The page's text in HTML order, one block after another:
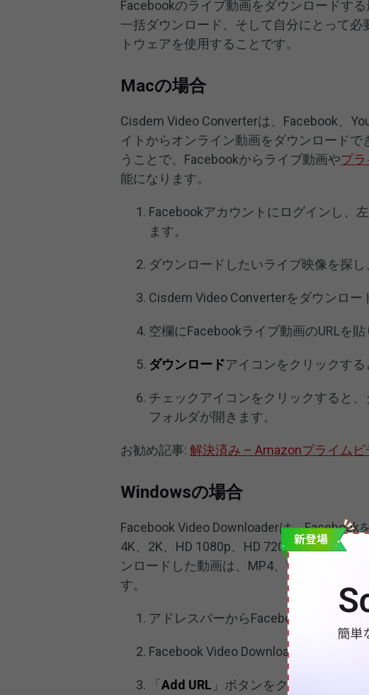
Facebookのライブ動画をダウンロードす
一括ダウンロード、そして自分にとって
トウェアを使用することです。
Macの場合
Cisdem Video Converterは、Facebook、
イトからオンライン動画をダウンロード
うことで、Facebookからライブ動画やプ
能になります。
Facebookアカウントにログインし、
ます。
ダウンロードしたいライブ映像を探し
Cisdem Video Converterをダウンロー
空欄にFacebookライブ動画のURLを貼
ダウンロードアイコンをクリックす
チェックアイコンをクリックすると
フォルダが開きます。
お勧め記事:解決済み – Amazonプライム
Windowsの場合
Facebook Video Downloaderは、Facebook
4K、2K、HD 1080p、HD 720p、HQ動画
ンロードした動画は、MP4、WMV、MOV
す。
アドレスバーからFacebookライブ動
Facebook Video Downloaderをコンピ
「Add URL 」ボタンをクリックする